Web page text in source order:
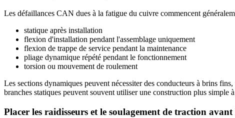
Les défaillances CAN dues à la fatigue du cuivre commencent
statique après installation
flexion d'installation pendant l'assemblage uniquement
flexion de trappe de service pendant la maintenance
pliage dynamique répété pendant le fonctionnement
torsion ou mouvement de roulement
Les sections dynamiques peuvent nécessiter des conducteurs à brins
branches statiques peuvent souvent utiliser une construction plus simple
Placer les raidisseurs et le soulagement de traction